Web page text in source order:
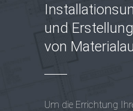
und Erstellung
von
Um die Errichtung